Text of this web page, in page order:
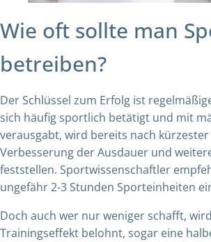
Wie oft sollte man
betreiben?
Der Schlüssel zum Erfolg ist
sich häufig sportlich betätigt und mit
verausgabt, wird bereits nach
Verbesserung der Ausdauer und
feststellen. Sportwissenschaftler
ungefähr 2-3 Stunden Sporteinheiten
Doch auch wer nur weniger schafft,
Trainingseffekt belohnt, sogar eine